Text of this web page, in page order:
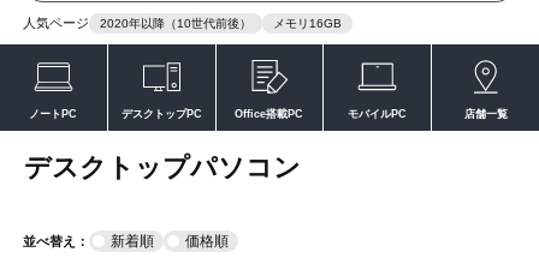
人気ページ 2020年以降（10世代前後） メモリ16GB
ノートPC デスクトップPC Office搭載PC モバイルPC 店舗一覧
デスクトップパソコン
並べ替え： 新着順
価格順